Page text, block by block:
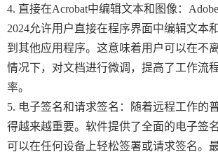
4. 直接在Acrobat中编辑文本和图像：
2024允许用户直接在程序界面中编辑文本
到其他应用程序。这意味着用户可以在不
情况下，对文档进行微调，提高了工作流
率。
5. 电子签名和请求签名：随着远程工作的
得越来越重要。软件提供了全面的电子签
可以在任何设备上轻松签署或请求签名。